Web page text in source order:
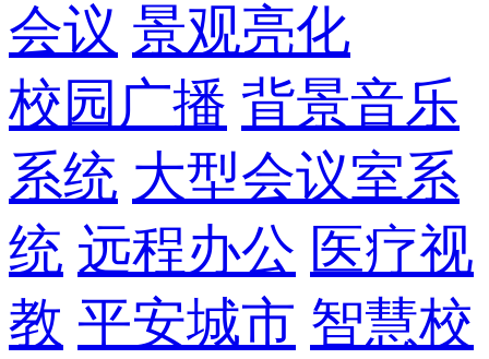
会议 景观亮化
校园广播 背景音乐
系统 大型会议室系
统 远程办公 医疗视
教 平安城市 智慧校